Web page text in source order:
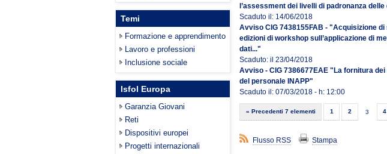
Temi
Formazione e apprendimento
Lavoro e professioni
Inclusione sociale
Isfol Europa
Garanzia Giovani
Reti
Dispositivi europei
Progetti internazionali
l’assessment dei livelli di padronanza
Scaduto il: 14/06/2018
Avviso CIG 7438155FAB - "Acquisizione
edizioni di workshop sull’applicazione di
dati..."
Scaduto: il 23/04/2018
Avviso - CIG 7386677EAE "La fornitura
del personale INAPP"
Scaduto il: 07/03/2018 - h: 12:00
« Precedenti 7 elementi 1 2 3 4
Flusso RSS Stampa